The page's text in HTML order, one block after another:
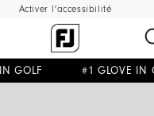
Activer l'accessibilité
IN GOLF #1 GLOVE IN